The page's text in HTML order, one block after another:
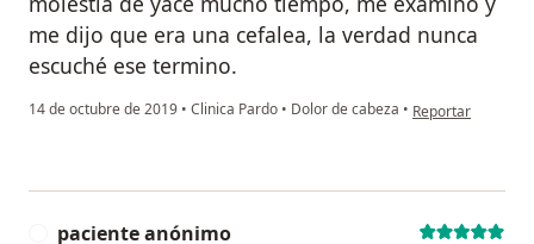
me dijo que era una cefalea, la verdad nunca
escuché ese termino.
14 de octubre de 2019 • Clinica Pardo • Dolor de cabeza • en opinión del
Reportar
paciente anónimo